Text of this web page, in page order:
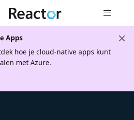
Apps
hoe je cloud-native apps kunt
met Azure.